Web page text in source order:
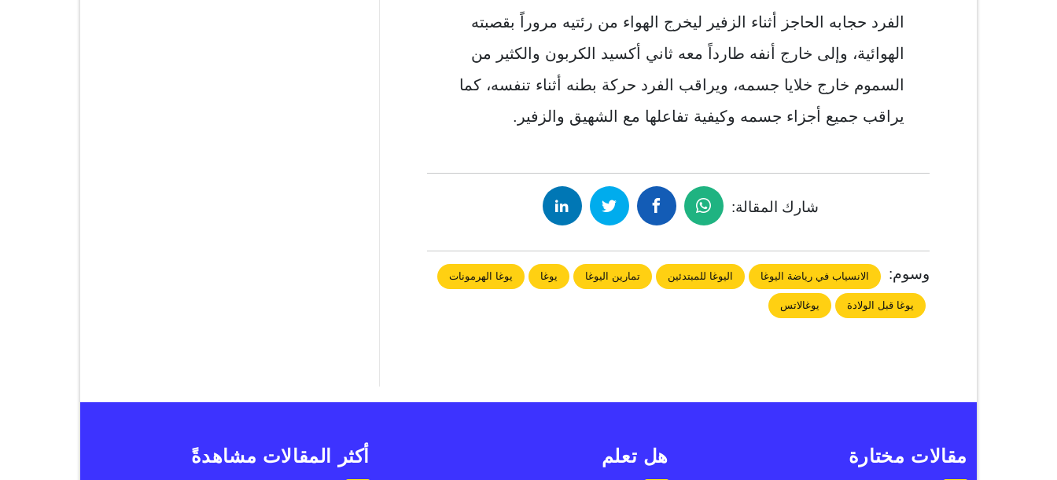
الفرد حجابه الحاجز أثناء الزفير ليخرج الهواء من رئتيه مروراً بقصبته
الهوائية، وإلى خارج أنفه طارداً معه ثاني أكسيد الكربون والكثير من
السموم خارج خلايا جسمه، ويراقب الفرد حركة بطنه أثناء تنفسه، كما
يراقب جميع أجزاء جسمه وكيفية تفاعلها مع الشهيق والزفير.
شارك المقالة:
وسوم: الانسياب في رياضة اليوغا اليوغا للمبتدئين تمارين اليوغا يوغا يوغا الهرمونات
يوغا قبل الولادة يوغالاتس
مقالات مختارة هل تعلم أكثر المقالات مشاهدةً